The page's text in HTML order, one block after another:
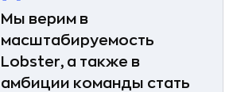
Мы верим в
масштабируемость
Lobster, а также в
амбиции команды стать